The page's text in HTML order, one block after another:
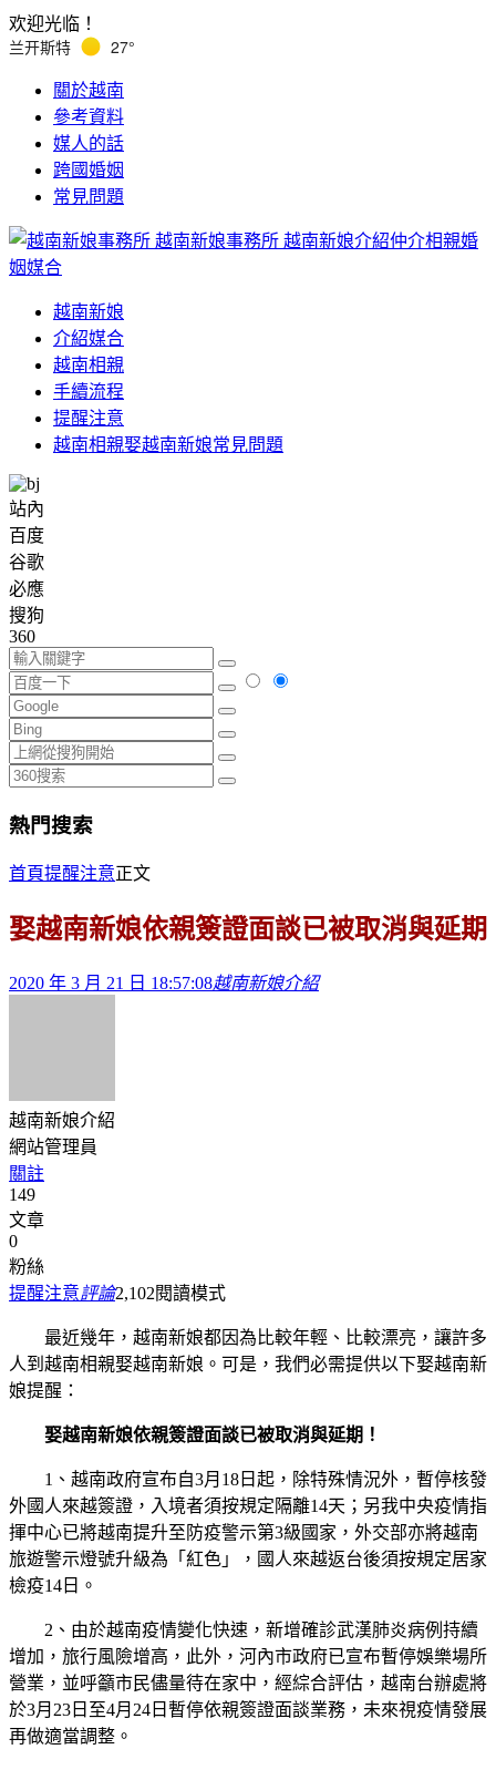
欢迎光临！
兰开斯特 27°
關於越南
參考資料
媒人的話
跨國婚姻
常見問題
越南新娘事務所 越南新娘介紹仲介相親婚
姻媒合
越南新娘
介紹媒合
越南相親
手續流程
提醒注意
越南相親娶越南新娘常見問題
站內
百度
谷歌
必應
搜狗
360
熱門搜索
首頁提醒注意正文
娶越南新娘依親簽證面談已被取消與延期
2020 年 3 月 21 日 18:57:08越南新娘介紹
越南新娘介紹
網站管理員
關註
149
文章
0
粉絲
提醒注意評論2,102閱讀模式
最近幾年，越南新娘都因為比較年輕、比較漂亮，讓許多
人到越南相親娶越南新娘。可是，我們必需提供以下娶越南新
娘提醒：
娶越南新娘依親簽證面談已被取消與延期！
1、越南政府宣布自3月18日起，除特殊情況外，暫停核發
外國人來越簽證，入境者須按規定隔離14天；另我中央疫情指
揮中心已將越南提升至防疫警示第3級國家，外交部亦將越南
旅遊警示燈號升級為「紅色」，國人來越返台後須按規定居家
檢疫14日。
2、由於越南疫情變化快速，新增確診武漢肺炎病例持續
增加，旅行風險增高，此外，河內市政府已宣布暫停娛樂場所
營業，並呼籲市民儘量待在家中，經綜合評估，越南台辦處將
於3月23日至4月24日暫停依親簽證面談業務，未來視疫情發展
再做適當調整。